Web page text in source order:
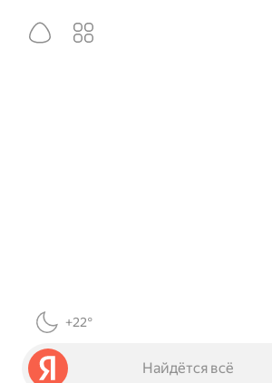
+22°
Найдётся всё